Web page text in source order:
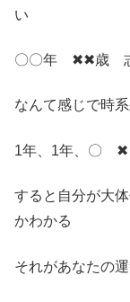
い
〇〇年 ✖✖歳
なんて感じで時
1年、1年、〇
すると自分が大
かわかる
それがあなたの